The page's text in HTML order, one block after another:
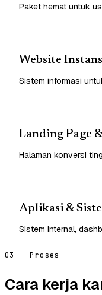
Paket hemat untuk
Website
Sistem informasi
Landing Page
Halaman konversi
Aplikasi &
Sistem internal,
03 — Proses
Cara kerja